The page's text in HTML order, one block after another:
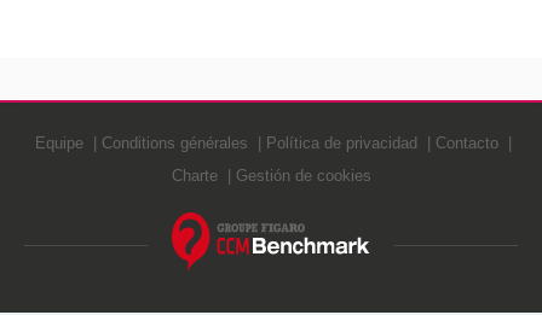
Equipe Conditions générales Política de privacidad
Contacto
Charte
Gestión de cookies